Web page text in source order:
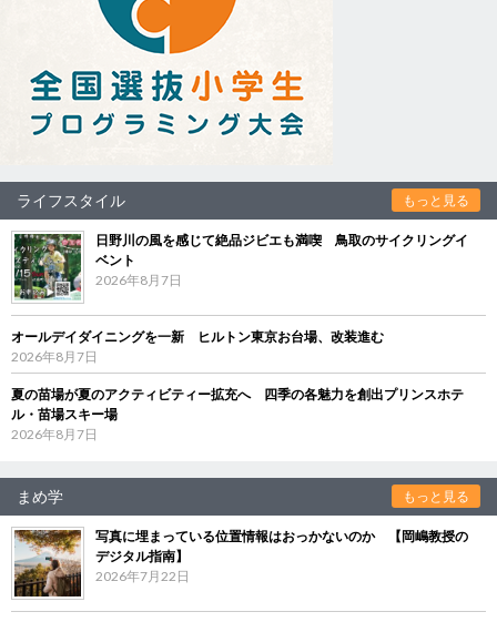
ライフスタイル もっと見る
日野川の風を感じて絶品ジビエも満喫 鳥取のサイクリングイ
ベント
2026年8月7日
オールデイダイニングを一新 ヒルトン東京お台場、改装進む
2026年8月7日
夏の苗場が夏のアクティビティー拡充へ 四季の各魅力を創出プリンスホテ
ル・苗場スキー場
2026年8月7日
まめ学 もっと見る
写真に埋まっている位置情報はおっかないのか 【岡嶋教授の
デジタル指南】
2026年7月22日